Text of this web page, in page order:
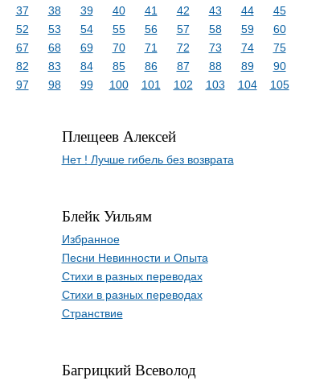
37 38 39 40 41 42 43 44
45
52 53 54 55 56 57 58 59
60
67 68 69 70 71 72 73 74
75
82 83 84 85 86 87 88 89
90
97 98 99 100 101 102 103 104 105
Плещеев Алексей
Нет ! Лучше гибель без возврата
Блейк Уильям
Избранное
Песни Невинности и Опыта
Стихи в разных переводах
Стихи в разных переводах
Странствие
Багрицкий Всеволод